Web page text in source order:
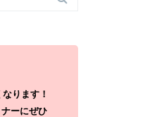
ります！
ーにぜひ